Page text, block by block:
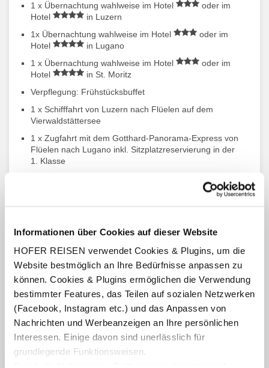
Informationen über Cookies auf dieser Website
HOFER REISEN verwendet Cookies & Plugins, um die
Website bestmöglich an Ihre Bedürfnisse anpassen zu
können. Cookies & Plugins ermöglichen die Verwendung
bestimmter Features, das Teilen auf sozialen Netzwerken
(Facebook, Instagram etc.) und das Anpassen von
Nachrichten und Werbeanzeigen an Ihre persönlichen
Interessen. Einige davon sind unerlässlich für
grundlegende Funktionsweisen.
1 x Übernachtung wahlweise im Hotel
oder im
Hotel
in Luzern
1x Übernachtung wahlweise im Hotel
oder im
Hotel
in Lugano
1 x Übernachtung wahlweise im Hotel
oder im
Hotel
in St. Moritz
Verpflegung: Frühstücksbuffet
1 x Schifffahrt von Luzern nach Flüelen auf dem
Vierwaldstättersee
1 x Zugfahrt mit dem Gotthard-Panorama-Express von
Flüelen nach Lugano inkl. Sitzplatzreservierung in der
1. Klasse
1 x Swiss Coupon Pass
1 x Gästekarte Luzern
1 x Ticino Card
und Schiff sowie einige Bergausflüge
Gotthard Panorama- und Bernina Express